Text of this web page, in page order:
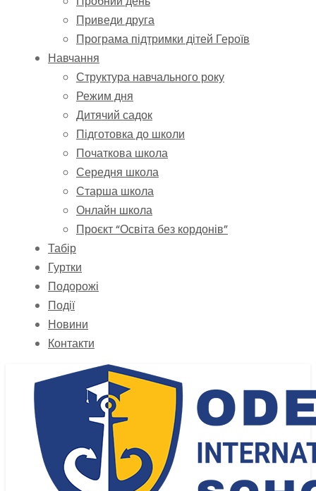
Приведи друга
Програма підтримки дітей Героїв
Навчання
Структура навчального року
Режим дня
Дитячий садок
Підготовка до школи
Початкова школа
Середня школа
Старша школа
Онлайн школа
Проєкт “Освіта без кордонів”
Табір
Гуртки
Подорожі
Події
Новини
Контакти